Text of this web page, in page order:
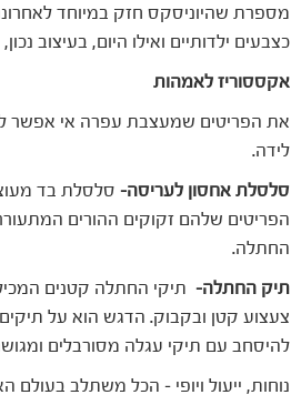
מספרת שהיוניסקס חזק במיוחד
כצבעים ילדותיים ואילו היום, בעיצוב
אקססוריז לאמהות
את הפריטים שמעצבת עפרה אי אפשר
לידה.
סלסלת אחסון לעריסה- סלסלת בד
הפריטים שלהם זקוקים ההורים
החתלה.
תיק החתלה- תיקי החתלה קטנים
צעצוע קטן ובקבוק. הדגש הוא על תיקים
להיסחב עם תיקי עגלה מסורבלים
נוחות, ייעול ויופי – הכל משתלב